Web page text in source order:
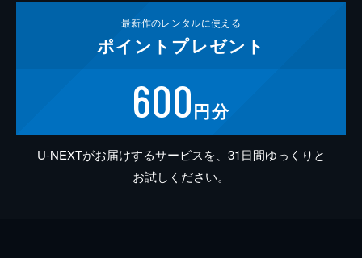
最新作のレンタルに使える
ポイント プレゼント
600円分
U-NEXTがお届けするサービスを、31日間ゆっくりと
お試しください。